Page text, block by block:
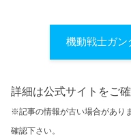
機動戦士ガン
詳細は公式サイトをご確
※記事の情報が古い場合があり
確認下さい。